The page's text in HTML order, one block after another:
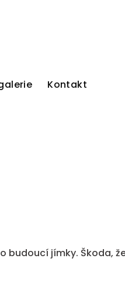
Kontakt
budoucí jímky. Škoda,